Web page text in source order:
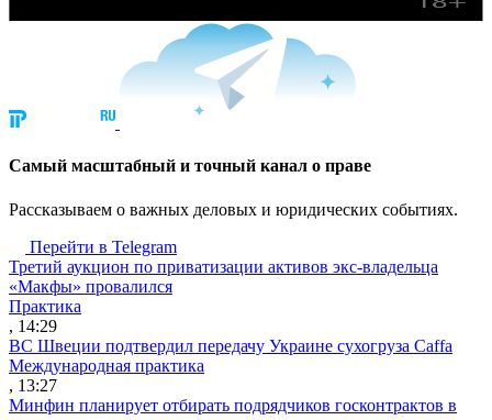
Cамый масштабный и точный канал о праве
Рассказываем о важных деловых и юридических событиях.
Перейти в Telegram
Третий аукцион по приватизации активов экс-владельца
«Макфы» провалился
Практика
, 14:29
ВС Швеции подтвердил передачу Украине сухогруза Caffa
Международная практика
, 13:27
Минфин планирует отбирать подрядчиков госконтрактов в